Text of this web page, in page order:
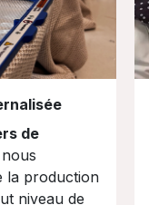
de
la production
niveau de